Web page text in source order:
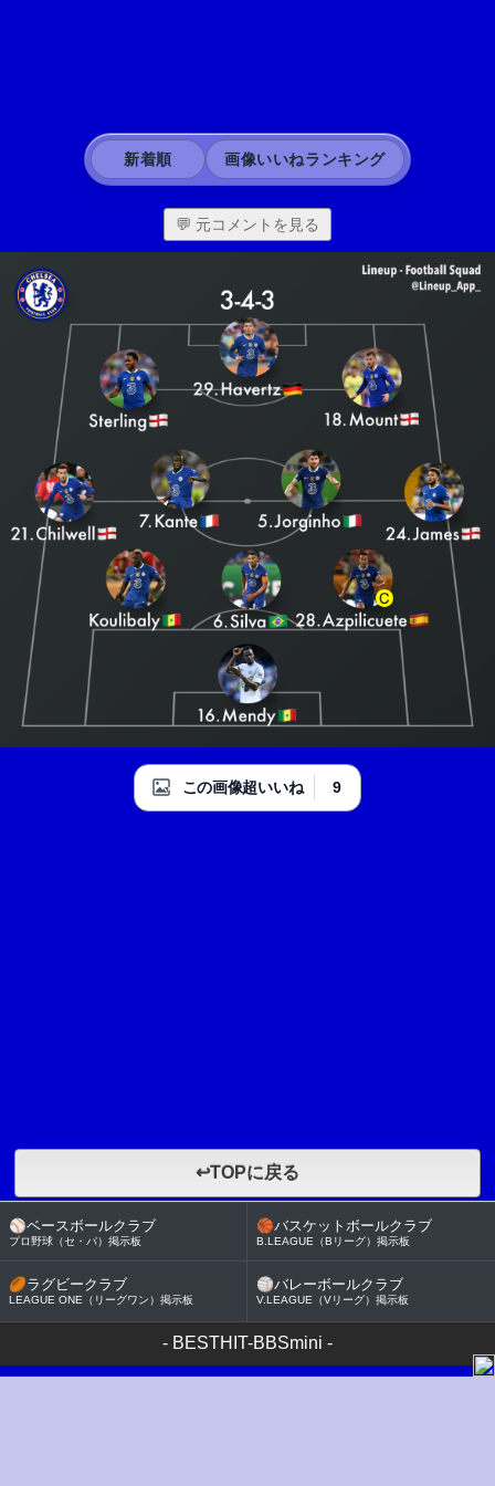
新着順 画像いいねランキング
💬 元コメントを見る
この画像超いいね 9
↩TOPに戻る
⚾ベースボールクラブ
プロ野球（セ・パ）掲示板
🏀バスケットボールクラブ
B.LEAGUE（Bリーグ）掲示板
🏉ラグビークラブ
LEAGUE ONE（リーグワン）掲示板
🏐バレーボールクラブ
V.LEAGUE（Vリーグ）掲示板
- BESTHIT-BBSmini -